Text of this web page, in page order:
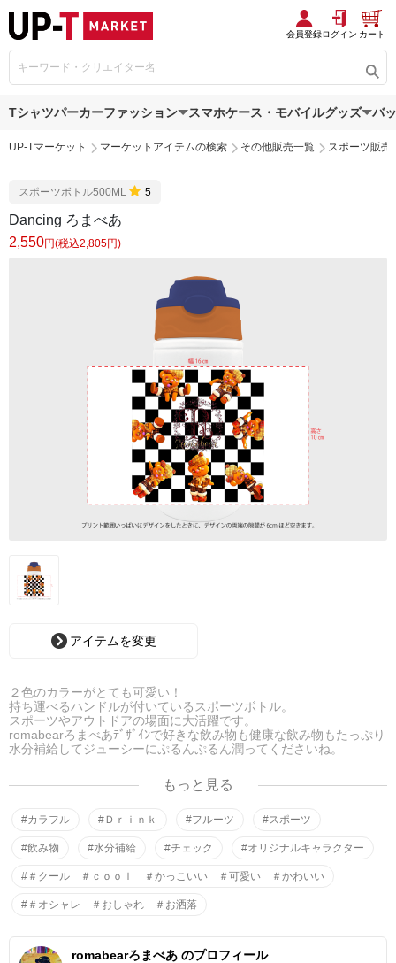
会員登録ログイン カート
Tシャツパーカーファッション スマホケース・モバイルグッズ バ
UP-Tマーケット マーケットアイテムの検索 その他販売一覧 スポーツ販売
スポーツボトル500ML 5
Dancing ろまべあ
2,550円(税込2,805円)
アイテムを変更
２色のカラーがとても可愛い！
持ち運べるハンドルが付いているスポーツボトル。
スポーツやアウトドアの場面に大活躍です。
romabearろまべあﾃﾞｻﾞｲﾝで好きな飲み物も健康な飲み物もたっぷり
水分補給してジューシーにぷるんぷるん潤ってくださいね。
もっと見る
#カラフル #Ｄｒｉｎｋ #フルーツ #スポーツ
#飲み物 #水分補給 #チェック #オリジナルキャラクター
#＃クール ＃ｃｏｏｌ ＃かっこいい ＃可愛い ＃かわいい
#＃オシャレ ＃おしゃれ ＃お洒落
romabearろまべあ のプロフィール